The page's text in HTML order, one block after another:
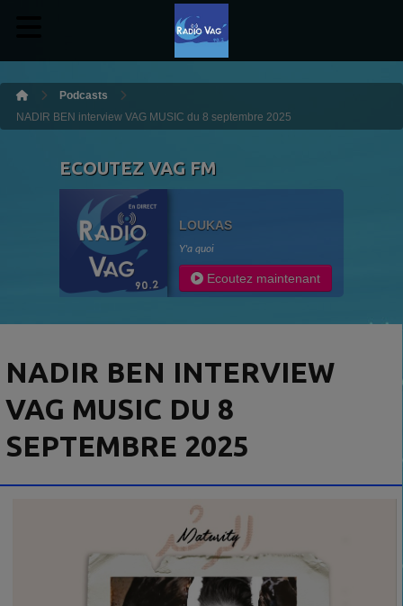
Podcasts
NADIR BEN interview VAG MUSIC du 8 septembre 2025
ECOUTEZ VAG FM
LOUKAS
Y'a quoi
Ecoutez maintenant
NADIR BEN INTERVIEW
VAG MUSIC DU 8
SEPTEMBRE 2025